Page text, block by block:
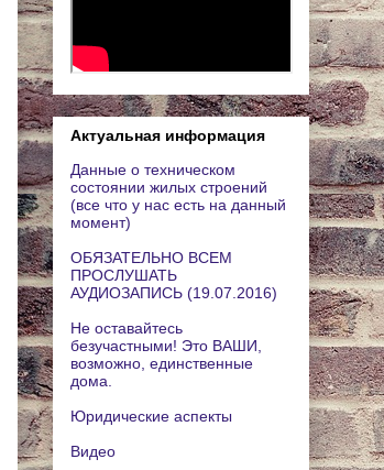
Актуальная информация
Данные о техническом
состоянии жилых строений
(все что у нас есть на данный
момент)
ОБЯЗАТЕЛЬНО ВСЕМ
ПРОСЛУШАТЬ
АУДИОЗАПИСЬ (19.07.2016)
Не оставайтесь
безучастными! Это ВАШИ,
возможно, единственные
дома.
Юридические аспекты
Видео